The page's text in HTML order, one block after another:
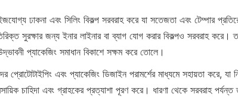
ঢাকনা এবং সিলিং বিকল্প সরবরাহ করে যা সতেজতা এবং টেম্পার
সুরক্ষার জন্য ইনার লাইনার বা ব্যাগ যোগ করার বিকল্পও সরবরাহ করে।
প্যাকেজিং সমাধান বিকাশে সক্ষম করে তোলে।
এবং প্যাকেজিং ডিজাইন পরামর্শের মাধ্যমে সহায়তা করে, যা
চাহিদা এবং গ্রাহকের প্রত্যাশা পূরণ করে। ধারণা থেকে সরবরাহ পর্যন্ত